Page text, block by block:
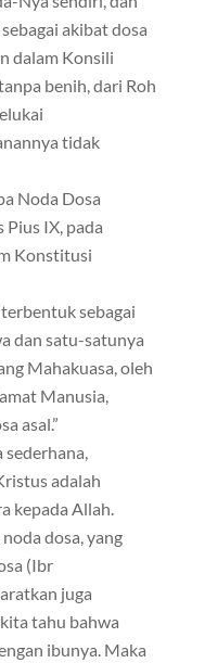
akibat dosa
dalam Konsili
benih, dari Roh
tidak
Noda Dosa
IX, pada
Konstitusi
sebagai
dan satu-satunya
Mahakuasa, oleh
Manusia,
asal.”
sederhana,
adalah
kepada Allah.
dosa, yang
(Ibr
juga
tahu bahwa
ibunya. Maka